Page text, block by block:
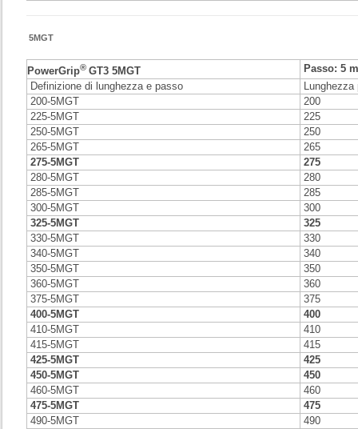
5MGT
PowerGrip® GT3 5MGT
Passo: 5
Definizione di lunghezza e passo
200-5MGT
200
225-5MGT
225
250-5MGT
250
265-5MGT
265
275-5MGT
275
280-5MGT
280
285-5MGT
285
300-5MGT
300
325-5MGT
325
330-5MGT
330
340-5MGT
340
350-5MGT
350
360-5MGT
360
375-5MGT
375
400-5MGT
400
410-5MGT
410
415-5MGT
415
425-5MGT
425
450-5MGT
450
460-5MGT
460
475-5MGT
475
490-5MGT
490